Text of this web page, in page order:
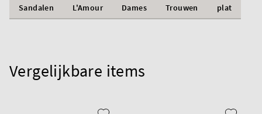
Sandalen L'Amour Dames Trouwen plat
Vergelijkbare items